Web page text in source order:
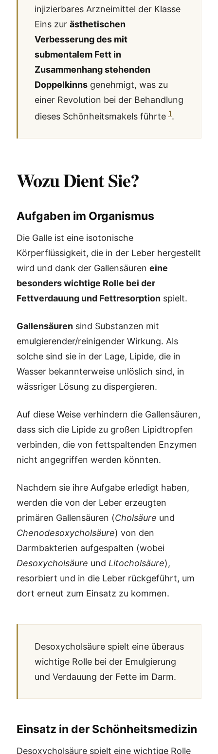
injizierbares Arzneimittel der Klasse
Eins zur ästhetischen
Verbesserung des mit
submentalem Fett in
Zusammenhang stehenden
Doppelkinns genehmigt, was zu
einer Revolution bei der Behandlung
dieses Schönheitsmakels führte 1.
Wozu Dient Sie?
Aufgaben im Organismus
Die Galle ist eine isotonische
Körperflüssigkeit, die in der Leber hergestellt
wird und dank der Gallensäuren eine
besonders wichtige Rolle bei der
Fettverdauung und Fettresorption spielt.
Gallensäuren sind Substanzen mit
emulgierender/reinigender Wirkung. Als
solche sind sie in der Lage, Lipide, die in
Wasser bekannterweise unlöslich sind, in
wässriger Lösung zu dispergieren.
Auf diese Weise verhindern die Gallensäuren,
dass sich die Lipide zu großen Lipidtropfen
verbinden, die von fettspaltenden Enzymen
nicht angegriffen werden könnten.
Nachdem sie ihre Aufgabe erledigt haben,
werden die von der Leber erzeugten
primären Gallensäuren (Cholsäure und
Chenodesoxycholsäure) von den
Darmbakterien aufgespalten (wobei
Desoxycholsäure und Litocholsäure),
resorbiert und in die Leber rückgeführt, um
dort erneut zum Einsatz zu kommen.
Desoxycholsäure spielt eine überaus
wichtige Rolle bei der Emulgierung
und Verdauung der Fette im Darm.
Einsatz in der Schönheitsmedizin
Desoxycholsäure spielt eine wichtige Rolle